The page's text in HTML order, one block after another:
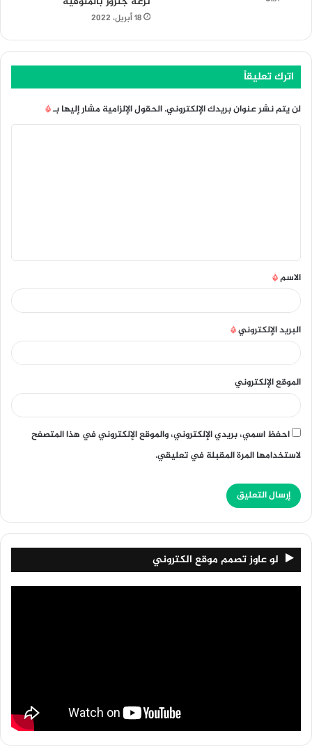
18 أبريل، 2022
اترك تعليقاً
لن يتم نشر عنوان بريدك الإلكتروني.الحقول الإلزامية مشار إليها بـ*
ق
*
الاسم*
البريد الإلكتروني*
الموقع الإلكتروني
احفظ اسمي، بريدي الإلكتروني، والموقع الإلكتروني في هذا المتصفح
لاستخدامها المرة المقبلة في تعليقي.
لو عاوز تصمم موقع الكتروني